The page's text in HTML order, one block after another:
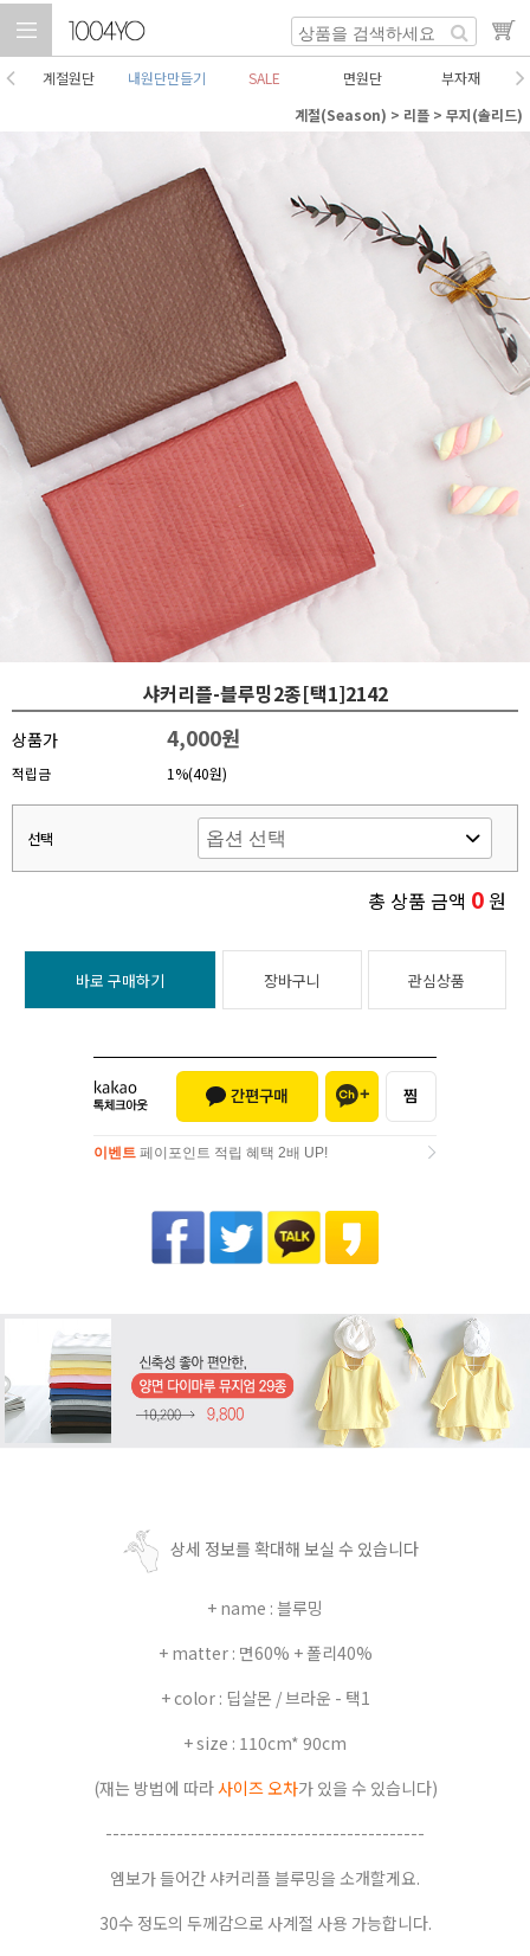
계절원단 내원단만들기 SALE 면원단
부자재
계절(Season) > 리플 > 무지(솔리드)
샤커리플-블루밍2종[택1]2142
상품가 4,000원
적립금 1%(40원)
선택
총 상품 금액 0원
바로 구매하기 장바구니 관심상품
이벤트 페이포인트 적립 혜택 2배 UP!
상세 정보를 확대해 보실 수 있습니다
+ name : 블루밍
+ matter : 면60% + 폴리40%
+ color : 딥살몬 / 브라운 - 택1
+ size : 110cm* 90cm
(재는 방법에 따라사이즈 오차가 있을 수 있습니다)
---------------------------------------------
엠보가 들어간 샤커리플 블루밍을 소개할게요.
30수 정도의 두께감으로 사계절 사용 가능합니다.